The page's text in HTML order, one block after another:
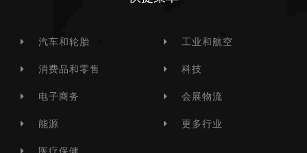
汽车和轮胎
消费品和零售
电子商务
能源
医疗保健
工业和航空
科技
会展物流
更多行业